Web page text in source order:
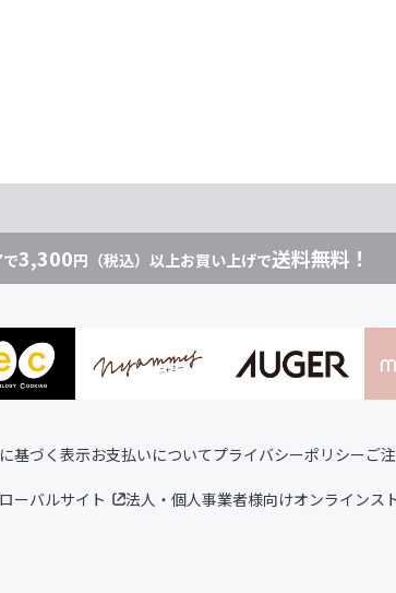
3,300円（税込）以上お買い上げで送料無料！
基づく表示お支払いについてプライバシーポリシーご
ーバルサイト 法人・個人事業者様向けオンラインス